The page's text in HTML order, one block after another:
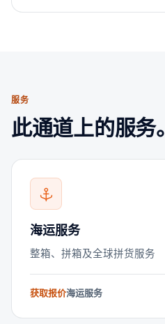
服务
此通道上的服务。
海运服务
整箱、拼箱及全球拼货服务
获取报价海运服务